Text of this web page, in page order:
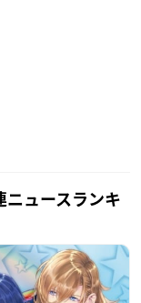
ュースランキ